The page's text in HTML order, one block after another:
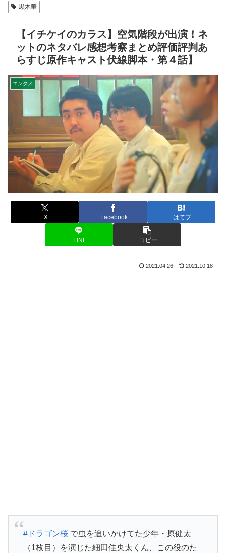
黒木華
【イチケイのカラス】空気階段が出演！ネ
ットのネタバレ感想考察まとめ評価評判あ
らすじ原作キャスト伏線脚本・第４話】
エンタメ
X Facebook はてブ
LINE コピー
2021.04.26 2021.10.18
#ドラゴン桜で虫を追いかけてた少年・原健太
（1枚目）を演じた細田佳央太くん、この役のた